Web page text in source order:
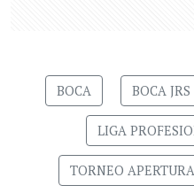
BOCA BOCA JRS
LIGA
TORNEO